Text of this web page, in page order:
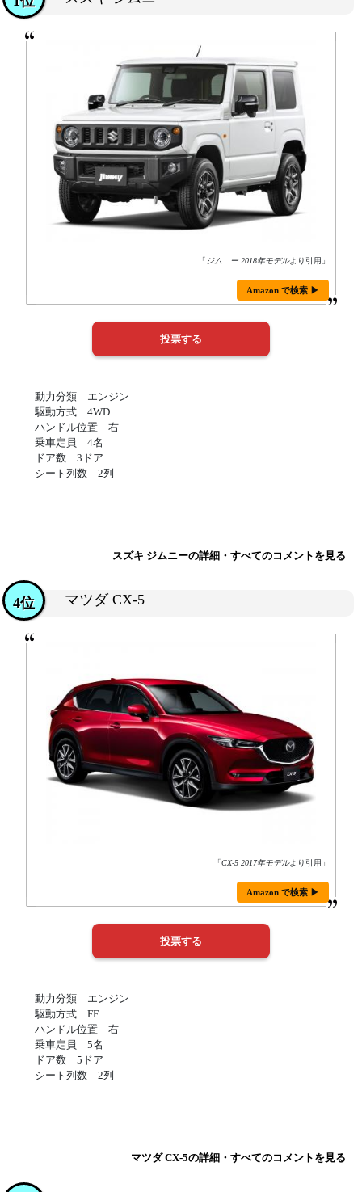
「 ジムニー 2018年モデルより引用」
Amazon で検索 ▶
動力分類 エンジン
駆動方式 4WD
ハンドル位置 右
乗車定員 4名
ドア数 3ドア
シート列数 2列
スズキ ジムニーの詳細・すべてのコメントを見る
マツダ CX-5
4位
「CX-5 2017年モデルより引用」
Amazon で検索 ▶
動力分類 エンジン
駆動方式 FF
ハンドル位置 右
乗車定員 5名
ドア数 5ドア
シート列数 2列
マツダ CX-5の詳細・すべてのコメントを見る